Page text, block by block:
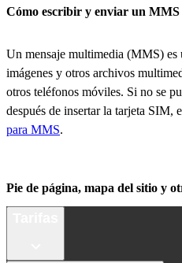
Cómo escribir y enviar un MMS
Un mensaje multimedia (MMS) es
imágenes y otros archivos
otros teléfonos móviles. Si no se
después de insertar la tarjeta SIM,
para MMS.
Pie de página, mapa del sitio y